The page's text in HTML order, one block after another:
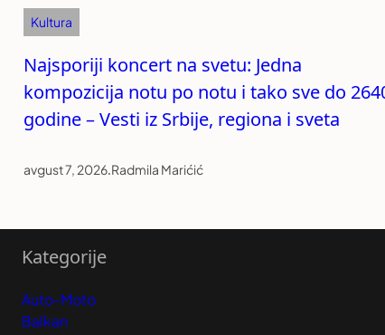
Kultura
Najsporiji koncert na svetu: Jedna
kompozicija notu po notu i tako sve do
godine – Vesti iz Srbije, regiona i sveta
avgust 7, 2026.Radmila Marićić
Kategorije
Auto-Moto
Balkan